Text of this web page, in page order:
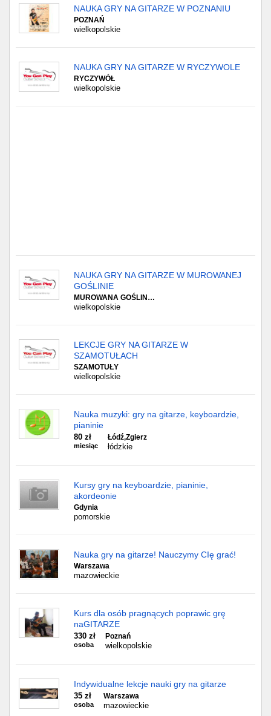
NAUKA GRY NA GITARZE W POZNANIU
POZNAŃ
wielkopolskie
NAUKA GRY NA GITARZE W RYCZYWOLE
RYCZYWÓŁ
wielkopolskie
NAUKA GRY NA GITARZE W MUROWANEJ
GOŚLINIE
MUROWANA GOŚLIN…
wielkopolskie
LEKCJE GRY NA GITARZE W
SZAMOTUŁACH
SZAMOTUŁY
wielkopolskie
Nauka muzyki: gry na gitarze, keyboardzie,
pianinie
80 zł
miesiąc
Łódź,Zgierz
łódzkie
Kursy gry na keyboardzie, pianinie,
akordeonie
Gdynia
pomorskie
Nauka gry na gitarze! Nauczymy CIę grać!
Warszawa
mazowieckie
Kurs dla osób pragnących poprawic grę
naGITARZE
330 zł
osoba
Poznań
wielkopolskie
Indywidualne lekcje nauki gry na gitarze
35 zł
osoba
Warszawa
mazowieckie
Częstochowa
Toruń
Olsztyn
Sosnowiec